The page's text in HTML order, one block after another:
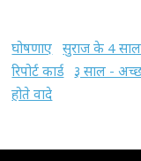
घोषणाए सुराज के 4
रिपोर्ट कार्ड
३ साल -
होते वादे